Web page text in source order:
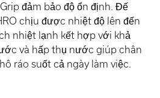
đảm bảo độ ổn định. Đế
chịu được nhiệt độ lên đến
nhiệt lạnh kết hợp với khả
và hấp thụ nước giúp chân
ráo suốt cả ngày làm việc.